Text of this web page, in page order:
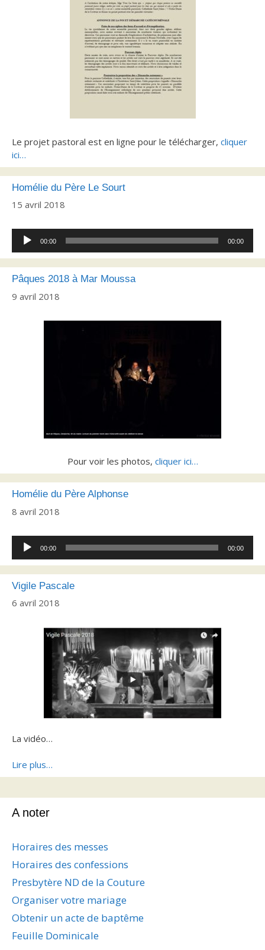
Le projet pastoral est en ligne pour le télécharger, cliquer
ici…
Homélie du Père Le Sourt
15 avril 2018
Lecteur
audio
00:00 00:00
Pâques 2018 à Mar Moussa
9 avril 2018
Pour voir les photos, cliquer ici…
Homélie du Père Alphonse
8 avril 2018
Lecteur
audio
00:00 00:00
Vigile Pascale
6 avril 2018
La vidéo…
Lire plus…
A noter
Horaires des messes
Horaires des confessions
Presbytère ND de la Couture
Organiser votre mariage
Obtenir un acte de baptême
Feuille Dominicale